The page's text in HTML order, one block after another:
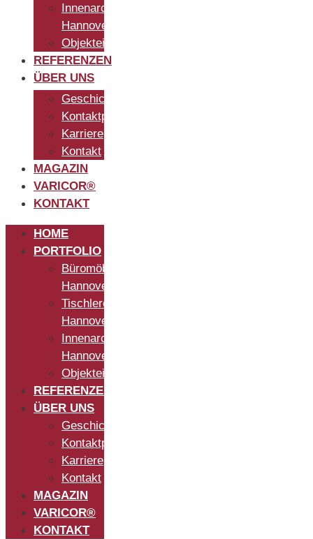
Innenarchitekt
Hannover
Objekteinrichtung
REFERENZEN
ÜBER UNS
Geschichte
Kontaktpersonen
Karriere
Kontakt
MAGAZIN
VARICOR®
KONTAKT
HOME
PORTFOLIO
Büromöbel
Hannover
Tischlerei
Hannover
Innenarchitekt
Hannover
Objekteinrichtung
REFERENZEN
ÜBER UNS
Geschichte
Kontaktpersonen
Karriere
Kontakt
MAGAZIN
VARICOR®
KONTAKT